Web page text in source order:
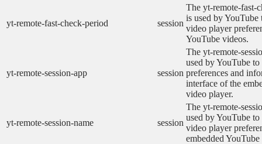
yt-remote-fast-check-period session
The yt-remote-fast-
is used by YouTube
video player
YouTube videos.
yt-remote-session-app session
The yt-remote-
used by YouTube to
preferences and
interface of the
video player.
yt-remote-session-name session
The yt-remote-
used by YouTube to
video player
embedded